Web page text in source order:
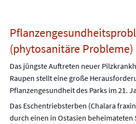
(phytosanitäre Probleme)
Das jüngste Auftreten neuer
Raupen stellt eine große
Pflanzengesundheit des Parks im 21.
Das Eschentriebsterben (Chalara
durch einen in Ostasien beheimateten